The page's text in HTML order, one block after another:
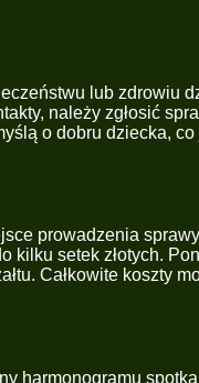
lub zdrowiu
należy zgłosić
o dobru dziecka,
prowadzenia
kilku setek złotych.
Całkowite koszty
harmonogramu